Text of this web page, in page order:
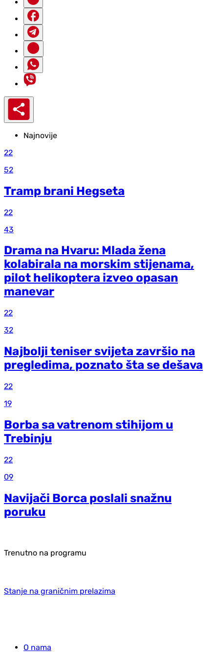
Najnovije
22
52
Tramp brani Hegseta
22
43
Drama na Hvaru: Mlada žena
kolabirala na morskim stijenama,
pilot helikoptera izveo opasan
manevar
22
32
Najbolji teniser svijeta završio na
pregledima, poznato šta se dešava
22
19
Borba sa vatrenom stihijom u
Trebinju
22
09
Navijači Borca poslali snažnu
poruku
Trenutno na programu
Stanje na graničnim prelazima
O nama